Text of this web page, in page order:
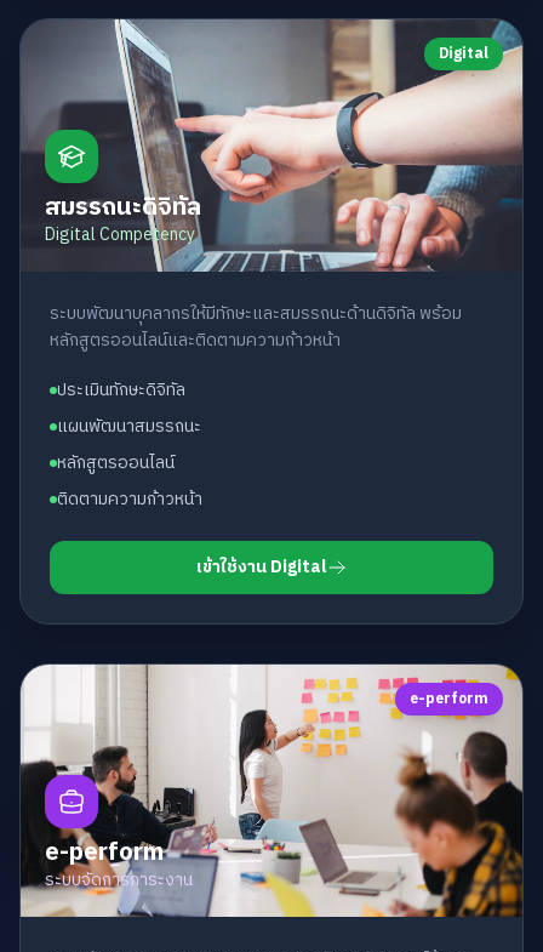
Digital
สมรรถนะดิจิทัล
Digital Competency
ระบบพัฒนาบุคลากรให้มีทักษะและสมรรถนะด้านดิจิทัล พร้อม
หลักสูตรออนไลน์และติดตามความก้าวหน้า
ประเมินทักษะดิจิทัล
แผนพัฒนาสมรรถนะ
หลักสูตรออนไลน์
ติดตามความก้าวหน้า
เข้าใช้งาน Digital
e-perform
e-perform
ระบบจัดการภาระงาน